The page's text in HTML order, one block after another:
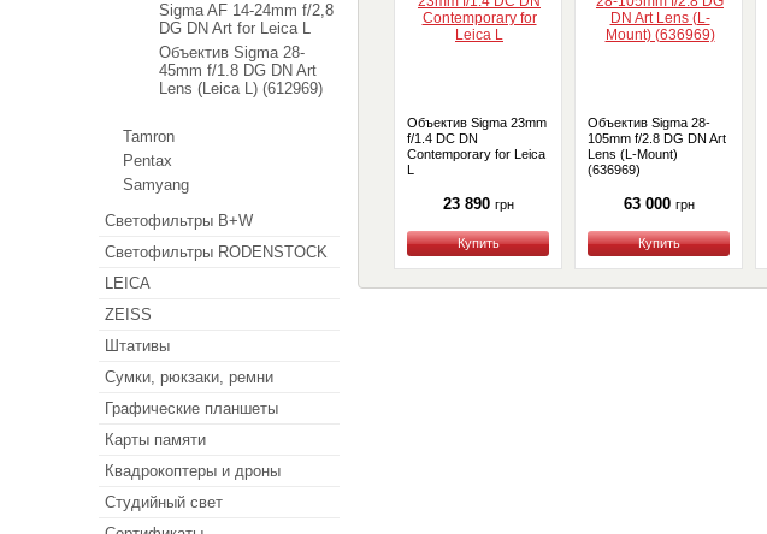
Объектив Sigma 23mm
f/1.4 DC DN
Contemporary for Leica
L
23 890 грн
Купить
Объектив Sigma 28-
105mm f/2.8 DG DN Art
Lens (L-Mount)
(636969)
63 000 грн
Купить
Sigma AF 14-24mm f/2,8
DG DN Art for Leica L
Объектив Sigma 28-
45mm f/1.8 DG DN Art
Lens (Leica L) (612969)
Tamron
Pentax
Samyang
Светофильтры B+W
Светофильтры RODENSTOCK
LEICA
ZEISS
Штативы
Сумки, рюкзаки, ремни
Графические планшеты
Карты памяти
Квадрокоптеры и дроны
Студийный свет